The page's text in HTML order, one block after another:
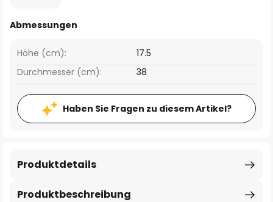
Abmessungen
Höhe (cm):
17.5
Durchmesser (cm):
38
Haben Sie Fragen zu diesem Artikel?
Produktbeschreibung
Produktdetails